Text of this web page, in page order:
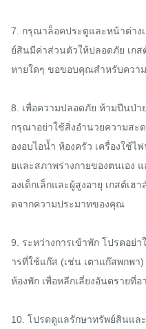
7. กรุณาล็อคประตูและหน้าต่าง
ย์สินมีค่าส่วนตัวให้ปลอดภัย เก
หายใดๆ ขอขอบคุณสำหรับควา
8. เพื่อความปลอดภัย ห้ามปีนป่า
กรุณาอย่าใช้สิ่งอำนวยความสะ
องอบไอน้ำ ห้องครัว เครื่องใช้
ยและสภาพร่างกายของตนเอง
องเด็กเล็กและผู้สูงอายุ เกสต์เฮ
ดจากความประมาทของคุณ
9. ระหว่างการเข้าพัก โปรดอย่
ารที่ใช้แก๊ส (เช่น เตาแก๊สพกพา
ห้องพัก เพื่อหลีกเลี่ยงอันตรายที่อ
10. โปรดดูแลรักษาทรัพย์สินแล